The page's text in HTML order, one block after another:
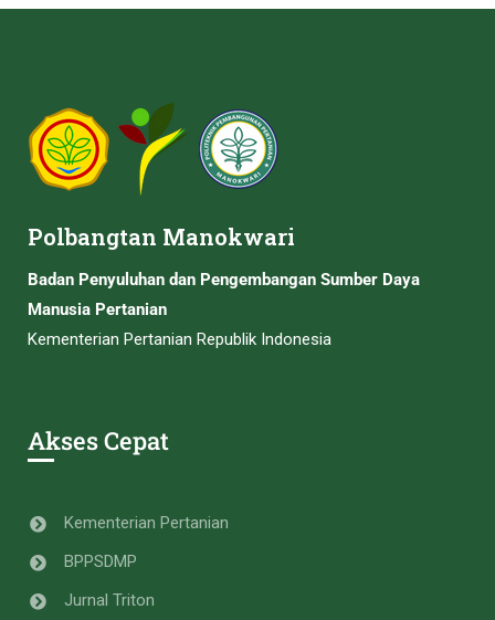
Polbangtan Manokwari
Badan Penyuluhan dan Pengembangan Sumber Daya
Manusia Pertanian
Kementerian Pertanian Republik Indonesia
Akses Cepat
Kementerian Pertanian
BPPSDMP
Jurnal Triton